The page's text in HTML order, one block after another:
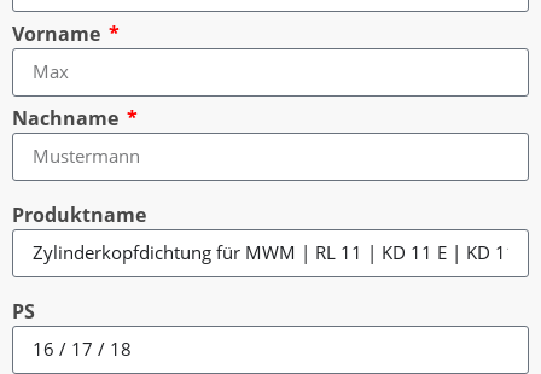
Vorname
Nachname
Produktname
PS